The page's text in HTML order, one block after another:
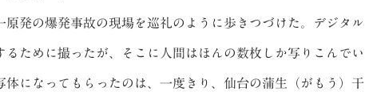
発の爆発事故の現場を巡礼のように歩きつづけた。デジタル
ために撮ったが、そこに人間はほんの数枚しか写りこんでい
になってもらったのは、一度きり、仙台の蒲生（がもう）干